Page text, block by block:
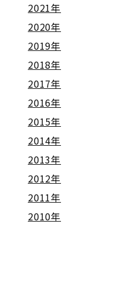
2021年
2020年
2019年
2018年
2017年
2016年
2015年
2014年
2013年
2012年
2011年
2010年